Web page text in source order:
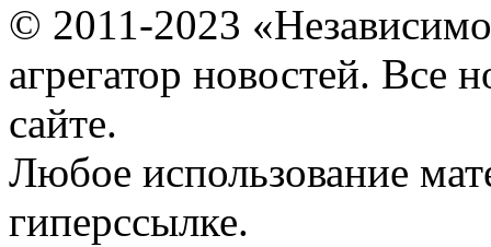
© 2011-2023
агрегатор новостей. Все
сайте.
Любое использование
гиперссылке.